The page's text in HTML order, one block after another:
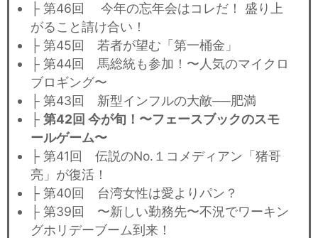
├ 第46回 今年の忘年会はコレだ！ 盛り上
がること請け合い！
├ 第45回 若者が望む「第一桶金」
├ 第44回 馬総統も参加！〜人気のマイクロ
ブロギング〜
├ 第43回 新型インフルの大敵──肥満
├ 第42回 今が旬！〜フェースブックのスモ
ールゲーム〜
├ 第41回 伝説のNo.１コメディアン「猪哥
亮」が復活！
├ 第40回 台湾女性は愛よりパン？
├ 第39回 〜新しい勤務先〜不況でワーキン
グホリデーブーム到来！